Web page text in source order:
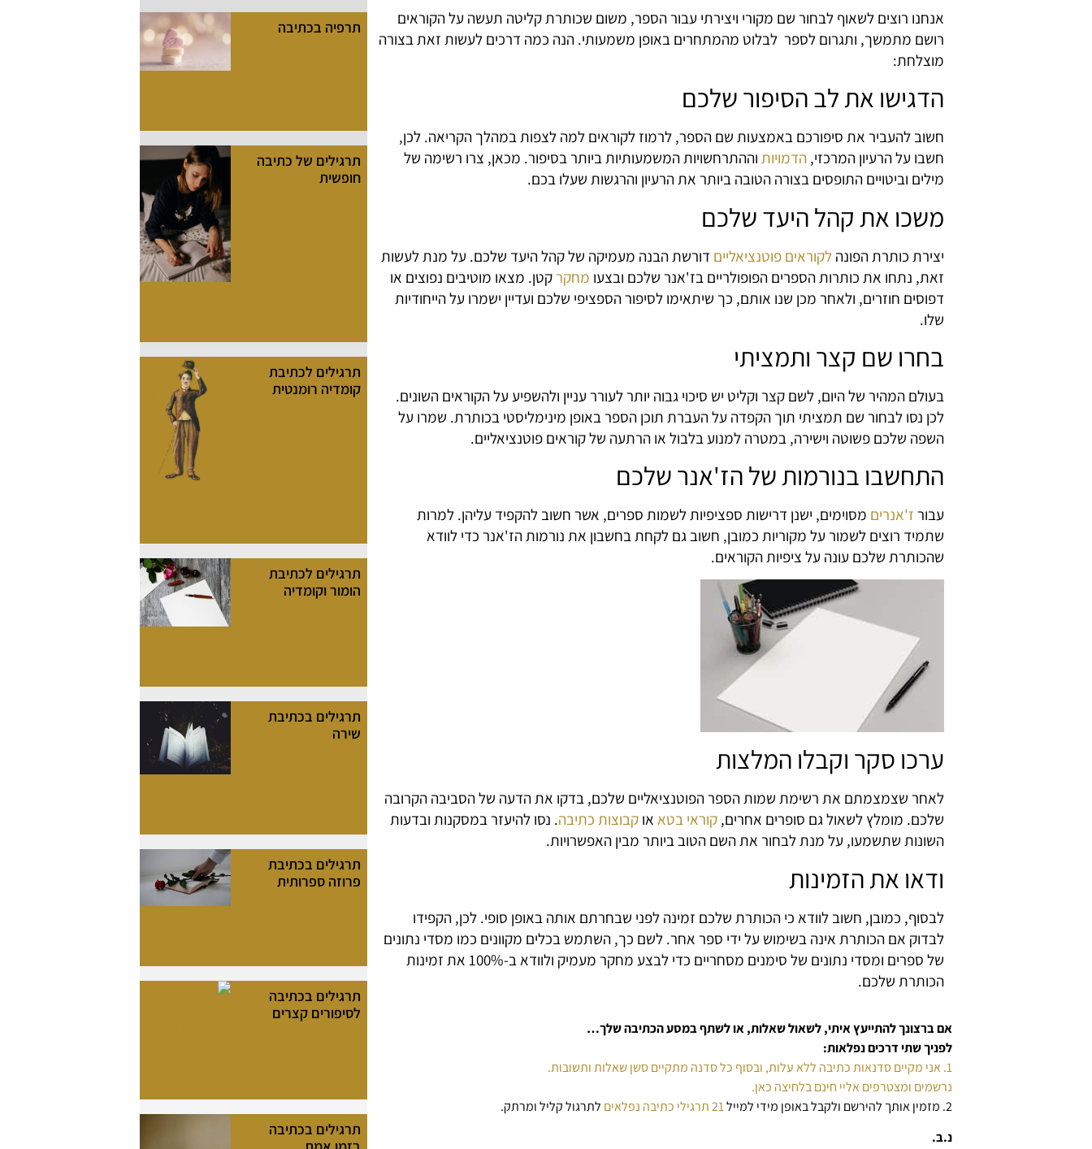
אנחנו רוצים לשאוף לבחור שם מקורי ויצירתי עבור הספר, משום שכותרת קליטה תעשה על הקוראים
רושם מתמשך, ותגרום לספר לבלוט מהמתחרים באופן משמעותי. הנה כמה דרכים לעשות זאת בצורה
מוצלחת:
הדגישו את לב הסיפור שלכם
חשוב להעביר את סיפורכם באמצעות שם הספר, לרמוז לקוראים למה לצפות במהלך הקריאה. לכן,
חשבו על הרעיון המרכזי, הדמויות וההתרחשויות המשמעותיות ביותר בסיפור. מכאן, צרו רשימה של
מילים וביטויים התופסים בצורה הטובה ביותר את הרעיון והרגשות שעלו בכם.
משכו את קהל היעד שלכם
יצירת כותרת הפונה לקוראים פוטנציאליים דורשת הבנה מעמיקה של קהל היעד שלכם. על מנת לעשות
זאת, נתחו את כותרות הספרים הפופולריים בז'אנר שלכם ובצעו מחקרקטן. מצאו מוטיבים נפוצים או
דפוסים חוזרים, ולאחר מכן שנו אותם, כך שיתאימו לסיפור הספציפי שלכם ועדיין ישמרו על הייחודיות
שלו.
בחרו שם קצר ותמציתי
בעולם המהיר של היום, לשם קצר וקליט יש סיכוי גבוה יותר לעורר עניין ולהשפיע על הקוראים השונים.
לכן נסו לבחור שם תמציתי תוך הקפדה על העברת תוכן הספר באופן מינימליסטי בכותרת. שמרו על
השפה שלכם פשוטה וישירה, במטרה למנוע בלבול או הרתעה של קוראים פוטנציאליים.
התחשבו בנורמות של הז'אנר שלכם
עבור ז'אנרים מסוימים, ישנן דרישות ספציפיות לשמות ספרים, אשר חשוב להקפיד עליהן. למרות
שתמיד רוצים לשמור על מקוריות כמובן, חשוב גם לקחת בחשבון את נורמות הז'אנר כדי לוודא
שהכותרת שלכם עונה על ציפיות הקוראים.
ערכו סקר וקבלו המלצות
לאחר שצמצמתם את רשימת שמות הספר הפוטנציאליים שלכם, בדקו את הדעה של הסביבה הקרובה
שלכם. מומלץ לשאול גם סופרים אחרים, קוראי בטא או קבוצות כתיבה. נסו להיעזר במסקנות ובדעות
השונות שתשמעו, על מנת לבחור את השם הטוב ביותר מבין האפשרויות.
ודאו את הזמינות
לבסוף, כמובן, חשוב לוודא כי הכותרת שלכם זמינה לפני שבחרתם אותה באופן סופי. לכן, הקפידו
לבדוק אם הכותרת אינה בשימוש על ידי ספר אחר. לשם כך, השתמש בכלים מקוונים כמו מסדי נתונים
של ספרים ומסדי נתונים של סימנים מסחריים כדי לבצע מחקר מעמיק ולוודא ב-100% את זמינות
הכותרת שלכם.
אם ברצונך להתייעץ איתי, לשאול שאלות, או לשתף במסע הכתיבה שלך…
לפניך שתי דרכים נפלאות:
1. אני מקיים סדנאות כתיבה ללא עלות, ובסוף כל סדנה מתקיים סשן שאלות ותשובות.
נרשמים ומצטרפים אליי חינם בלחיצה כאן.
2. מזמין אותך להירשם ולקבל באופן מידי למייל
21 תרגילי כתיבה נפלאים
לתרגול קליל ומרתק.
נ.ב.
תרפיה בכתיבה
תרגילים של כתיבה
חופשית
תרגילים לכתיבת
קומדיה רומנטית
תרגילים לכתיבת
הומור וקומדיה
תרגילים בכתיבת
שירה
תרגילים בכתיבת
פרוזה ספרותית
תרגילים בכתיבה
לסיפורים קצרים
תרגילים בכתיבה